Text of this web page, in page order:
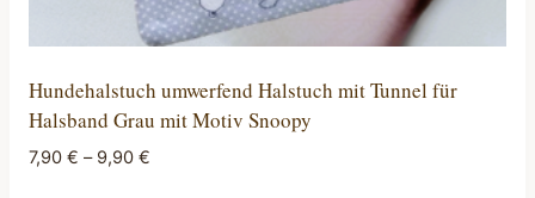
Hundehalstuch umwerfend Halstuch mit Tunnel für
Halsband Grau mit Motiv Snoopy
7,90 € – 9,90 €